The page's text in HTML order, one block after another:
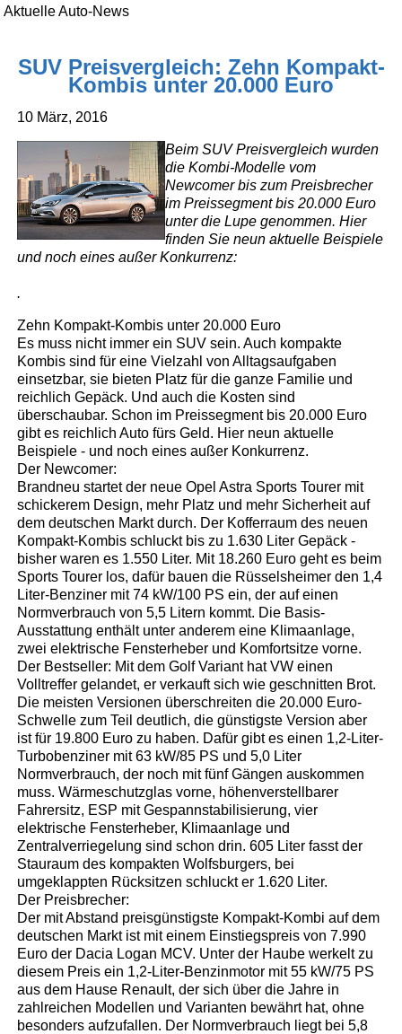
Aktuelle Auto-News
SUV Preisvergleich: Zehn Kompakt-
Kombis unter 20.000 Euro
10 März, 2016
Beim SUV Preisvergleich wurden
die Kombi-Modelle vom
Newcomer bis zum Preisbrecher
im Preissegment bis 20.000 Euro
unter die Lupe genommen. Hier
finden Sie neun aktuelle Beispiele
und noch eines außer Konkurrenz:
.
Zehn Kompakt-Kombis unter 20.000 Euro
Es muss nicht immer ein SUV sein. Auch kompakte
Kombis sind für eine Vielzahl von Alltagsaufgaben
einsetzbar, sie bieten Platz für die ganze Familie und
reichlich Gepäck. Und auch die Kosten sind
überschaubar. Schon im Preissegment bis 20.000 Euro
gibt es reichlich Auto fürs Geld. Hier neun aktuelle
Beispiele - und noch eines außer Konkurrenz.
Der Newcomer:
Brandneu startet der neue Opel Astra Sports Tourer mit
schickerem Design, mehr Platz und mehr Sicherheit auf
dem deutschen Markt durch. Der Kofferraum des neuen
Kompakt-Kombis schluckt bis zu 1.630 Liter Gepäck -
bisher waren es 1.550 Liter. Mit 18.260 Euro geht es beim
Sports Tourer los, dafür bauen die Rüsselsheimer den 1,4
Liter-Benziner mit 74 kW/100 PS ein, der auf einen
Normverbrauch von 5,5 Litern kommt. Die Basis-
Ausstattung enthält unter anderem eine Klimaanlage,
zwei elektrische Fensterheber und Komfortsitze vorne.
Der Bestseller: Mit dem Golf Variant hat VW einen
Volltreffer gelandet, er verkauft sich wie geschnitten Brot.
Die meisten Versionen überschreiten die 20.000 Euro-
Schwelle zum Teil deutlich, die günstigste Version aber
ist für 19.800 Euro zu haben. Dafür gibt es einen 1,2-Liter-
Turbobenziner mit 63 kW/85 PS und 5,0 Liter
Normverbrauch, der noch mit fünf Gängen auskommen
muss. Wärmeschutzglas vorne, höhenverstellbarer
Fahrersitz, ESP mit Gespannstabilisierung, vier
elektrische Fensterheber, Klimaanlage und
Zentralverriegelung sind schon drin. 605 Liter fasst der
Stauraum des kompakten Wolfsburgers, bei
umgeklappten Rücksitzen schluckt er 1.620 Liter.
Der Preisbrecher:
Der mit Abstand preisgünstigste Kompakt-Kombi auf dem
deutschen Markt ist mit einem Einstiegspreis von 7.990
Euro der Dacia Logan MCV. Unter der Haube werkelt zu
diesem Preis ein 1,2-Liter-Benzinmotor mit 55 kW/75 PS
aus dem Hause Renault, der sich über die Jahre in
zahlreichen Modellen und Varianten bewährt hat, ohne
besonders aufzufallen. Der Normverbrauch liegt bei 5,8